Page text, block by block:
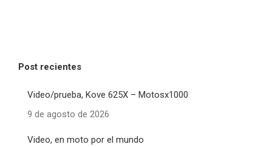
Post recientes
Video/prueba, Kove 625X – Motosx1000
9 de agosto de 2026
Video, en moto por el mundo